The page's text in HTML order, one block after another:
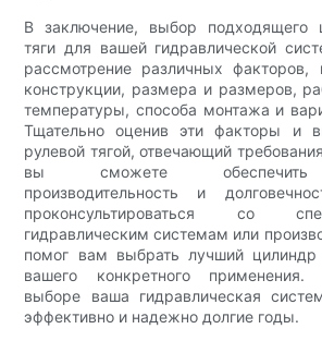
В заключение, выбор подходящего
тяги для вашей гидравлической
рассмотрение различных
конструкции, размера и размеров,
температуры, способа монтажа и
Тщательно оценив эти факторы и
рулевой тягой, отвечающий
вы сможете обеспечить
производительность и
проконсультироваться со
гидравлическим системам или
помог вам выбрать лучший цилиндр
вашего конкретного
выборе ваша гидравлическая
эффективно и надежно долгие годы.